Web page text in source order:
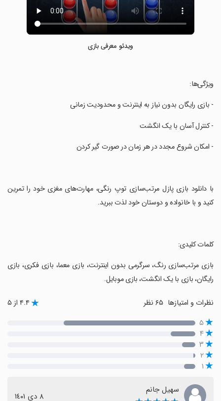
ویدئو معرفی بازی
‏ویژگی‌ها:
‏- بازی رایگان بدون نیاز به اینترنت و محدودیت زمانی
‏- کنترل آسان با یک انگشت
‏- امکان شروع مجدد در هر زمان در صورت گیر کردن
‏با دانلود بازی پازل مرتب‌سازی توپ رنگی، مهارت‌های مغزی خود را تمرین
کنید و با خانواده و دوستان خود لذت ببرید.
‏کلمات کلیدی:
‏بازی مرتب‌سازی رنگ، سرگرمی بدون اینترنت، بازی معما، بازی فکری، بازی
رایگان، بازی با یک انگشت، بازی موبایل.
نظرات و امتیازها ۴.۴ از ۵
۵
۴
۳
۲
۱
سهیل جانم
٨ دی ١٤٠١